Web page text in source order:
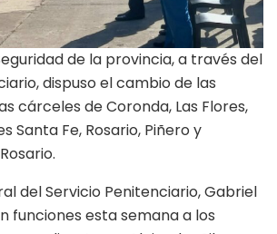
de la provincia, a través del
dispuso el cambio de las
cárceles de Coronda, Las Flores,
Santa Fe, Rosario, Piñero y
del Servicio Penitenciario, Gabriel
funciones esta semana a los